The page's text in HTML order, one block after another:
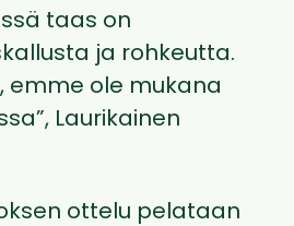
taas on
ja rohkeutta.
emme ole mukana
Laurikainen
ottelu pelataan